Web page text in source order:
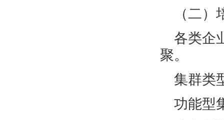
（二
各类企
聚。
集群类
功能型